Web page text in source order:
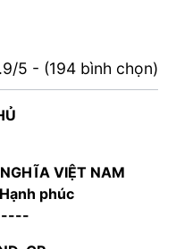
5 - (194 bình chọn)
VIỆT NAM
phúc